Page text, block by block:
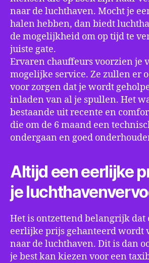
naar de luchthaven. Mocht je
halen hebben, dan biedt
de mogelijkheid om op tijd te
juiste gate.
Ervaren chauffeurs voorzien je
mogelijke service. Ze zullen er
voor zorgen dat je wordt
inladen van al je spullen. Het
bestaande uit recente en
die om de 6 maand een
ondergaan en goed
Altijd een eerlijke
je
Het is ontzettend belangrijk dat
eerlijke prijs gehanteerd wordt
naar de luchthaven. Dit is dan
je best kan kiezen voor een